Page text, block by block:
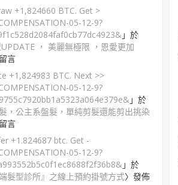
+1,824660 BTC. Get >
05-12-9?
」於
， 美麗無極限 ，恩愛更加
言
+1,824983 BTC. Next >>
05-12-9?
」於
，公主系盤髮，單純剪髮還能剪出挑染
言
+1.824687 btc. Get -
05-12-9?
」於
端髮型診所』之線上預約掛號方式〉發佈